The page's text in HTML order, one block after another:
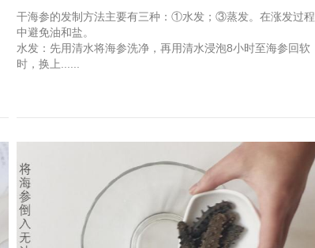
干海参的发制方法主要有三种：①水发；③蒸发。在涨发过程
中避免油和盐。
水发：先用清水将海参洗净，再用清水浸泡8小时至海参回软
时，换上......